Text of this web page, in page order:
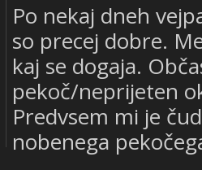
Po nekaj dneh
so precej dobre.
kaj se dogaja.
pekoč/neprijeten
Predvsem mi je
nobenega